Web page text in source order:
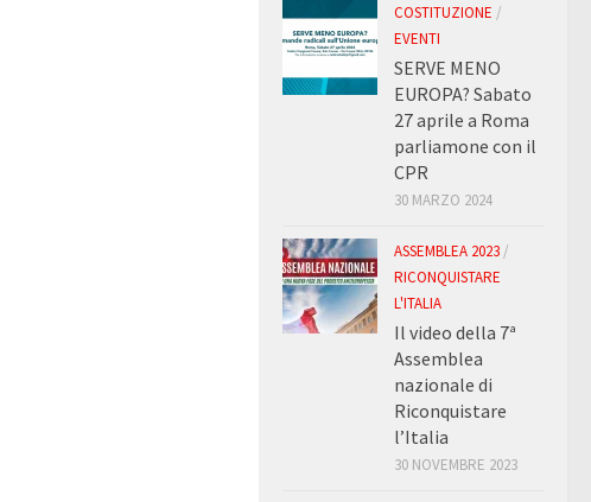
COSTITUZIONE /
EVENTI
SERVE MENO
EUROPA? Sabato
27 aprile a Roma
parliamone con il
CPR
30 MARZO 2024
ASSEMBLEA 2023 /
RICONQUISTARE
L'ITALIA
Il video della 7ª
Assemblea
nazionale di
Riconquistare
l’Italia
30 NOVEMBRE 2023